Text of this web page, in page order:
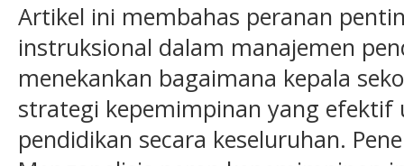
Artikel ini membahas peranan
instruksional dalam manajemen
menekankan bagaimana kepala
strategi kepemimpinan yang
pendidikan secara keseluruhan.